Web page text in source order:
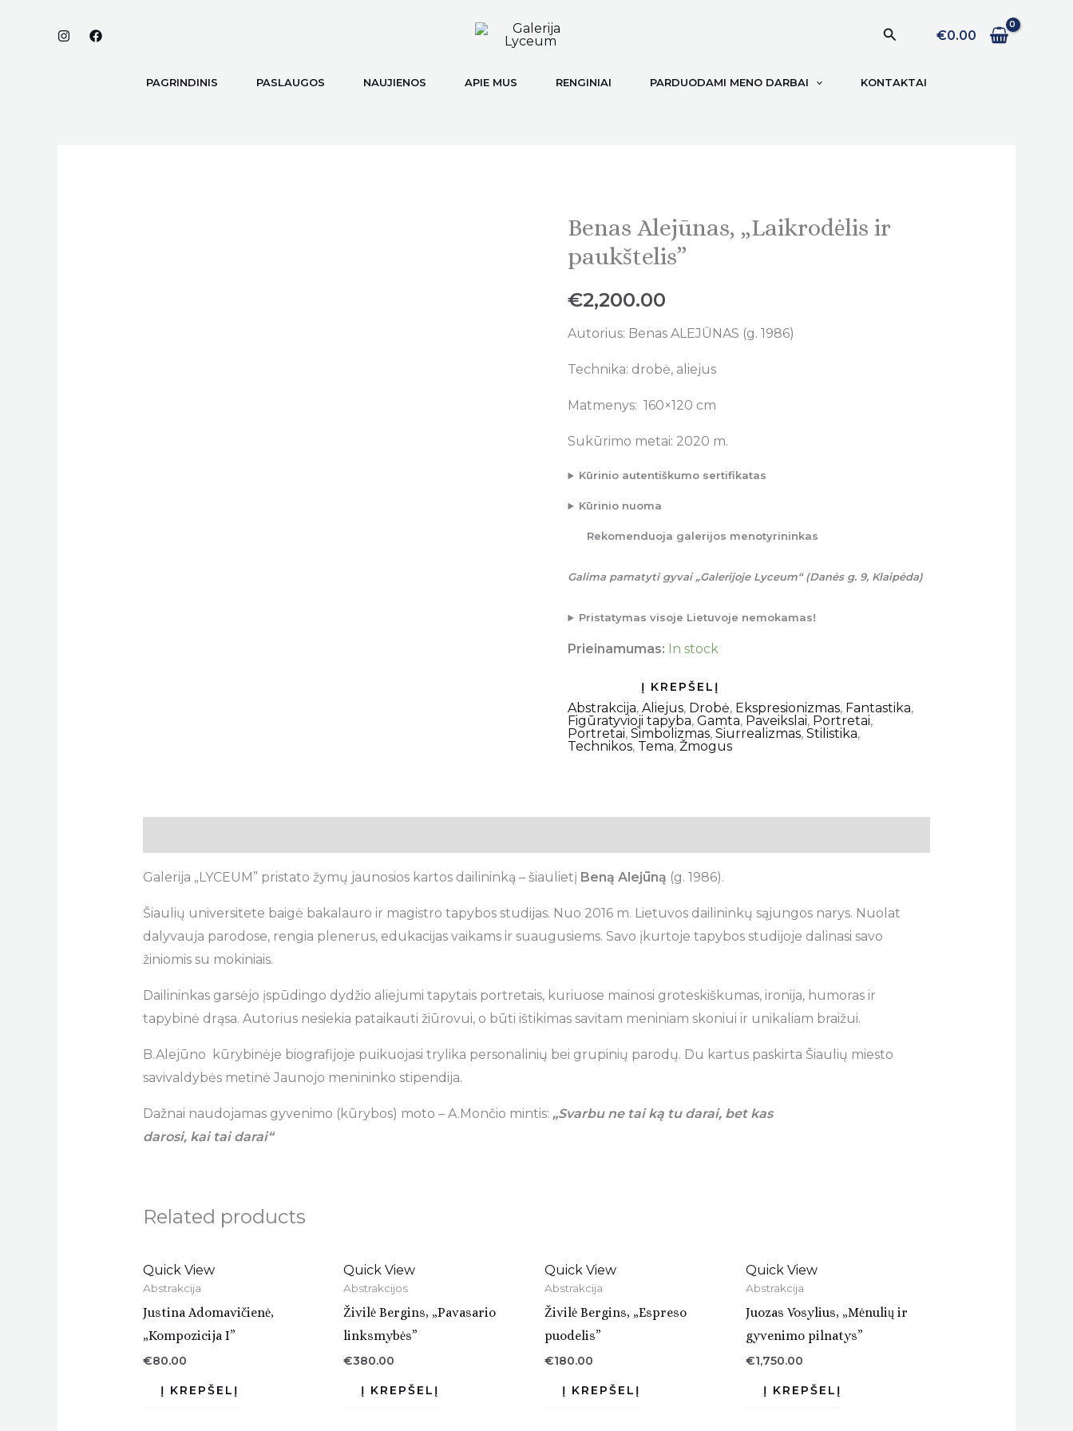
Paieška€0.00
PAGRINDINIS PASLAUGOS NAUJIENOS APIE MUS RENGINIAI PARDUODAMI MENO DARBAI KONTAKTAI
Benas Alejūnas, „Laikrodėlis ir
paukštelis”
€2,200.00
Autorius: Benas ALEJŪNAS (g. 1986)
Technika: drobė, aliejus
Matmenys: 160×120 cm
Sukūrimo metai: 2020 m.
Kūrinio autentiškumo sertifikatas
Kūrinio nuoma
Rekomenduoja galerijos menotyrininkas
Galima pamatyti gyvai „Galerijoje Lyceum“ (Danės g. 9, Klaipėda)
Pristatymas visoje Lietuvoje nemokamas!
Prieinamumas: In stock
Benas
Alejūnas,
„Laikrodėlis
ir
quantity
Abstrakcija,Aliejus, Drobė, Ekspresionizmas, Fantastika,
Figūratyvioji tapyba,Gamta, Paveikslai, Portretai,
Portretai,Simbolizmas,Siurrealizmas,Stilistika,
Technikos, Tema,Žmogus
Galerija „LYCEUM” pristato žymų jaunosios kartos dailininką – šiaulietį Beną Alejūną (g. 1986).
Šiaulių universitete baigė bakalauro ir magistro tapybos studijas. Nuo 2016 m. Lietuvos dailininkų sąjungos narys. Nuolat
dalyvauja parodose, rengia plenerus, edukacijas vaikams ir suaugusiems. Savo įkurtoje tapybos studijoje dalinasi savo
žiniomis su mokiniais.
Dailininkas garsėjo įspūdingo dydžio aliejumi tapytais portretais, kuriuose mainosi groteskiškumas, ironija, humoras ir
tapybinė drąsa. Autorius nesiekia pataikauti žiūrovui, o būti ištikimas savitam meniniam skoniui ir unikaliam braižui.
B.Alejūno kūrybinėje biografijoje puikuojasi trylika personalinių bei grupinių parodų. Du kartus paskirta Šiaulių miesto
savivaldybės metinė Jaunojo menininko stipendija.
Dažnai naudojamas gyvenimo (kūrybos) moto – A.Mončio mintis: „Svarbu ne tai ką tu darai, bet kas
darosi, kai tai darai“
Related products
Quick View
Abstrakcija
Justina Adomavičienė,
„Kompozicija I”
€80.00
Quick View
Abstrakcijos
Živilė Bergins, „Pavasario
linksmybės”
€380.00
Quick View
Abstrakcija
Živilė Bergins, „Espreso
puodelis”
€180.00
Quick View
Abstrakcija
Juozas Vosylius, „Mėnulių ir
gyvenimo pilnatys”
€1,750.00